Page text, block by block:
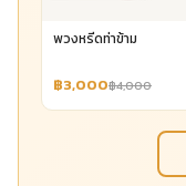
พวงหรีดท่าข้าม
฿3,000฿4,000